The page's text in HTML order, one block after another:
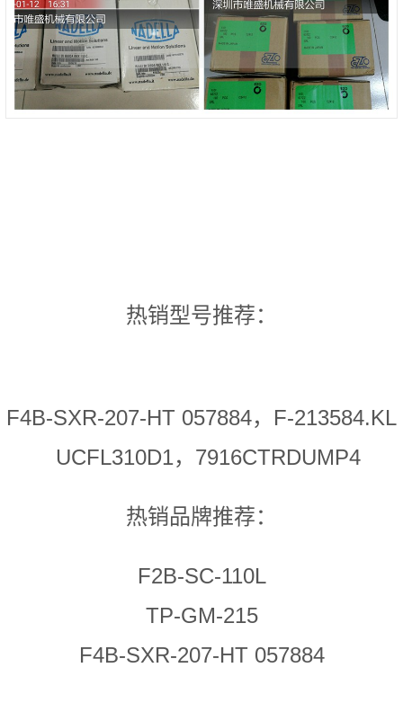
热销型号推荐：
F4B-SXR-207-HT 057884，F-213584.KL
UCFL310D1，7916CTRDUMP4
热销品牌推荐：
F2B-SC-110L
TP-GM-215
F4B-SXR-207-HT 057884